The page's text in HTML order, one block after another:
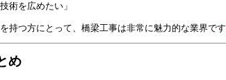
術を広めたい」
持つ方にとって、橋梁工事は非常に魅力的な業界です
め